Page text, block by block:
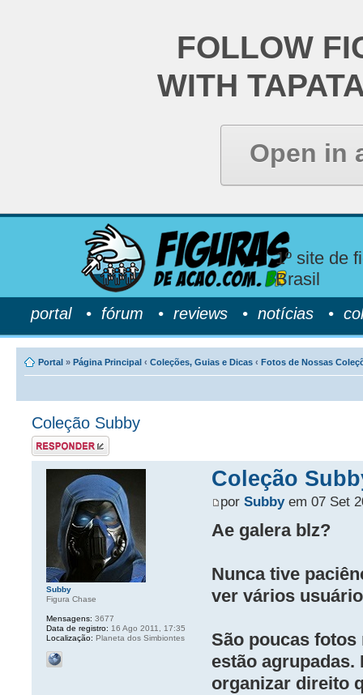
FOLLOW
WITH
Open in
1º site de
Brasil
portal• fórum • reviews • notícias •
Portal » Página Principal ‹ Coleções, Guias e Dicas ‹ Fotos de Nossas
Coleção Subby
Postar uma
resposta
Coleção
por Subbyem 07 Set
Ae galera blz?
Nunca tive
ver vários
São poucas fotos
estão agrupadas.
organizar direito
Subby
Figura Chase
Mensagens: 3677
Data de registro: 16 Ago 2011, 17:35
Localização: Planeta dos Simbiontes